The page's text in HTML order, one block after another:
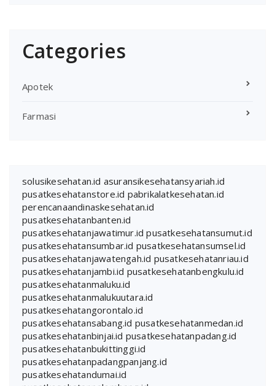
Categories
Apotek
Farmasi
solusikesehatan.id asuransikesehatansyariah.id
pusatkesehatanstore.id pabrikalatkesehatan.id
perencanaandinaskesehatan.id
pusatkesehatanbanten.id
pusatkesehatanjawatimur.id pusatkesehatansumut.id
pusatkesehatansumbar.id pusatkesehatansumsel.id
pusatkesehatanjawatengah.id pusatkesehatanriau.id
pusatkesehatanjambi.id pusatkesehatanbengkulu.id
pusatkesehatanmaluku.id
pusatkesehatanmalukuutara.id
pusatkesehatangorontalo.id
pusatkesehatansabang.id pusatkesehatanmedan.id
pusatkesehatanbinjai.id pusatkesehatanpadang.id
pusatkesehatanbukittinggi.id
pusatkesehatanpadangpanjang.id
pusatkesehatandumai.id